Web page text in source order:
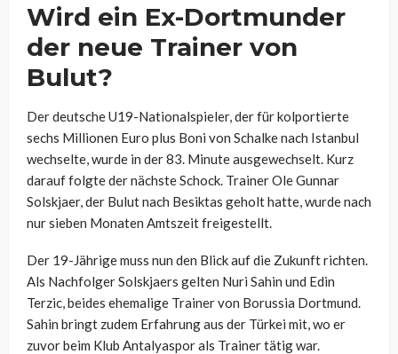
Wird ein Ex-Dortmunder
der neue Trainer von
Bulut?
Der deutsche U19-Nationalspieler, der für kolportierte
sechs Millionen Euro plus Boni von Schalke nach Istanbul
wechselte, wurde in der 83. Minute ausgewechselt. Kurz
darauf folgte der nächste Schock. Trainer Ole Gunnar
Solskjaer, der Bulut nach Besiktas geholt hatte, wurde nach
nur sieben Monaten Amtszeit freigestellt.
Der 19-Jährige muss nun den Blick auf die Zukunft richten.
Als Nachfolger Solskjaers gelten Nuri Sahin und Edin
Terzic, beides ehemalige Trainer von Borussia Dortmund.
Sahin bringt zudem Erfahrung aus der Türkei mit, wo er
zuvor beim Klub Antalyaspor als Trainer tätig war.